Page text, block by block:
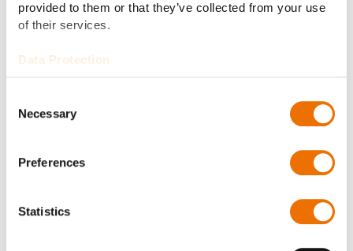
provided to them or that they’ve collected from your use
of their services.
Data Protection
Selection
Necessary
Preferences
Statisticsstufig